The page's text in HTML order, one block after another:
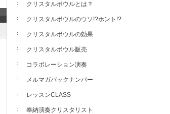
クリスタルボウルとは？
クリスタルボウルのウソ!?ホント!?
クリスタルボウルの効果
クリスタルボウル販売
コラボレーション演奏
メルマガバックナンバー
レッスンCLASS
奉納演奏クリスタリスト